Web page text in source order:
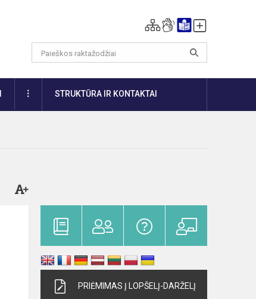
DAUGIAUSTRUKTŪRA IR KONTAKTAI
PRIĖMIMAS Į LOPŠELĮ-DARŽELĮ